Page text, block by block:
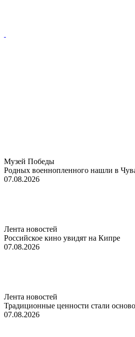
Музей Победы
Родных военнопленного нашли в
07.08.2026
Лента новостей
Российское кино увидят на Кипре
07.08.2026
Лента новостей
Традиционные ценности стали
07.08.2026